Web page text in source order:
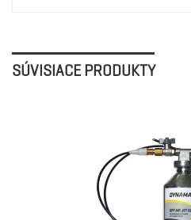
SÚVISIACE PRODUKTY